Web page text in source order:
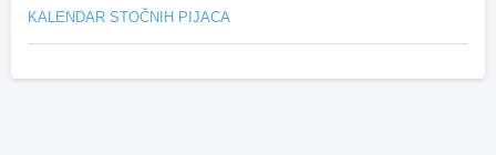
KALENDAR STOČNIH PIJACA